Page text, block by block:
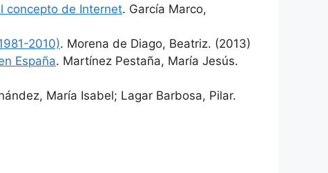
concepto de Internet. García Marco,
2010). Morena de Diago, Beatriz. (2013)
España. Martínez Pestaña, María Jesús.
María Isabel; Lagar Barbosa, Pilar.